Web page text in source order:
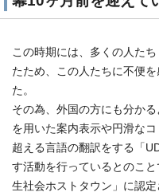
この時期には、多くの人た
たため、この人たちに不便
た。
その為、外国の方にも分か
を用いた案内表示や円滑な
超える言語の翻訳をする「
す活動を行っているとのこ
生社会ホストタウン」に認